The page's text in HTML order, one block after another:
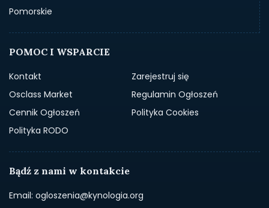
Pomorskie
POMOC I WSPARCIE
Kontakt
Zarejestruj się
Osclass Market
Regulamin Ogłoszeń
Cennik Ogłoszeń
Polityka Cookies
Polityka RODO
Bądź z nami w kontakcie
Email: ogloszenia@kynologia.org